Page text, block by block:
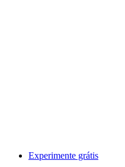
Experimente grátis